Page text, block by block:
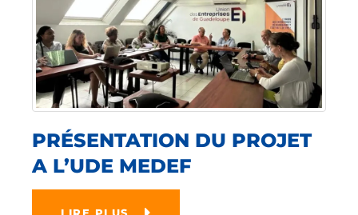
PRÉSENTATION DU PROJET
A L’UDE MEDEF